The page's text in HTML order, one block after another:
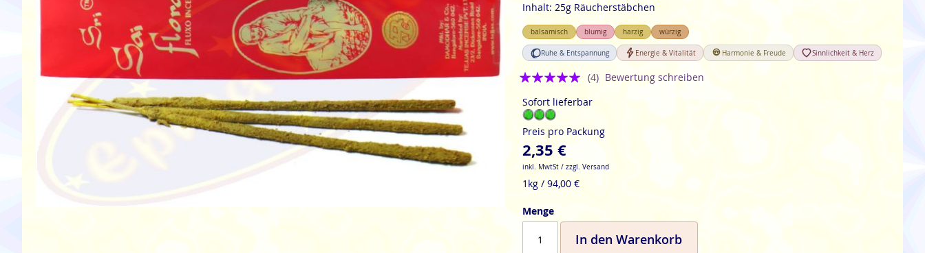
Inhalt: 25g Räucherstäbchen
balsamisch blumig harzig würzig
Ruhe & Entspannung Energie & Vitalität Harmonie & Freude Sinnlichkeit & Herz
Bewertung:
(4) Bewertung schreiben
Sofort lieferbar
Preis pro Packung
2,35 €
inkl. MwtSt / zzgl. Versand
1kg / 94,00 €
Menge
In den Warenkorb